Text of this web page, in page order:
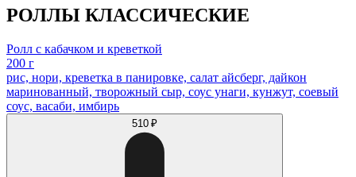
РОЛЛЫ КЛАССИЧЕСКИЕ
Ролл с кабачком и креветкой
200 г
рис, нори, креветка в панировке, салат айсберг, дайкон
маринованный, творожный сыр, соус унаги, кунжут, соевый
соус, васаби, имбирь
510 ₽